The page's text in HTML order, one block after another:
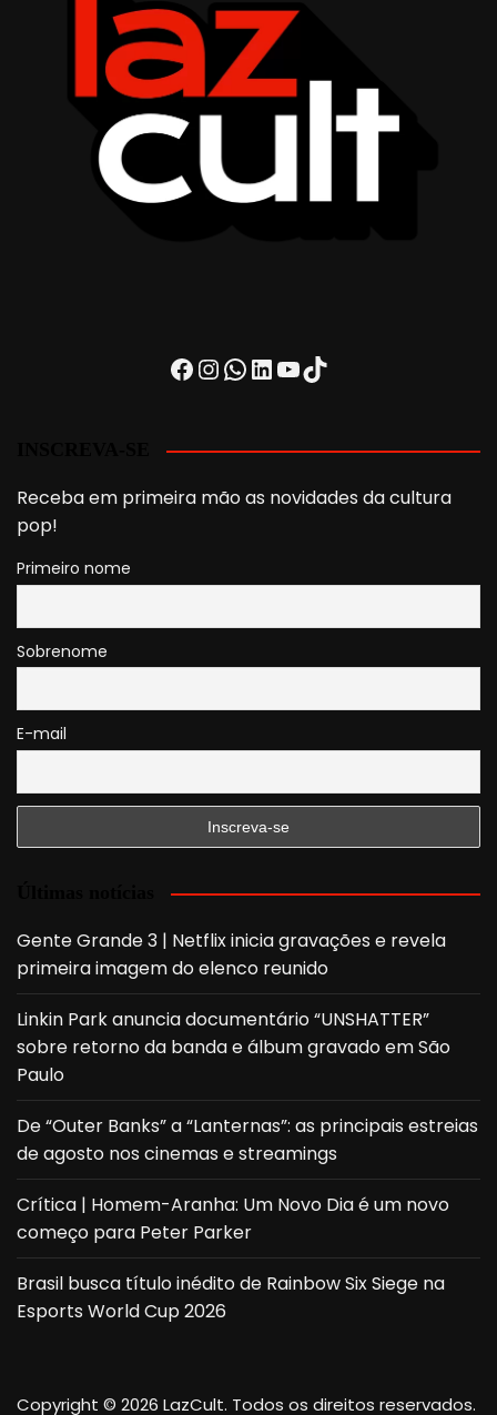
Facebook
Instagram
WhatsApp
LinkedIn
Youtube
TikTok
Receba em primeira mão as novidades da cultura
pop!
Primeiro nome
Sobrenome
E-mail
Gente Grande 3 | Netflix inicia gravações e revela
primeira imagem do elenco reunido
Linkin Park anuncia documentário “UNSHATTER”
sobre retorno da banda e álbum gravado em São
Paulo
De “Outer Banks” a “Lanternas”: as principais estreias
de agosto nos cinemas e streamings
Crítica | Homem-Aranha: Um Novo Dia é um novo
começo para Peter Parker
Brasil busca título inédito de Rainbow Six Siege na
Esports World Cup 2026
Copyright © 2026 LazCult. Todos os direitos reservados.